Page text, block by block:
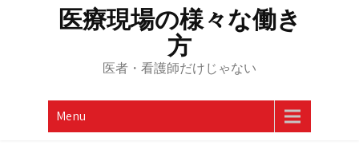
医療現場の様々な働き
方
医者・看護師だけじゃない
Menu